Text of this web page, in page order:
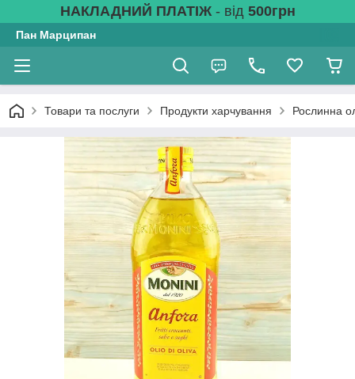
НАКЛАДНИЙ ПЛАТІЖ- від 500грн
Пан Марципан
Товари та послуги Продукти харчування Рослинна